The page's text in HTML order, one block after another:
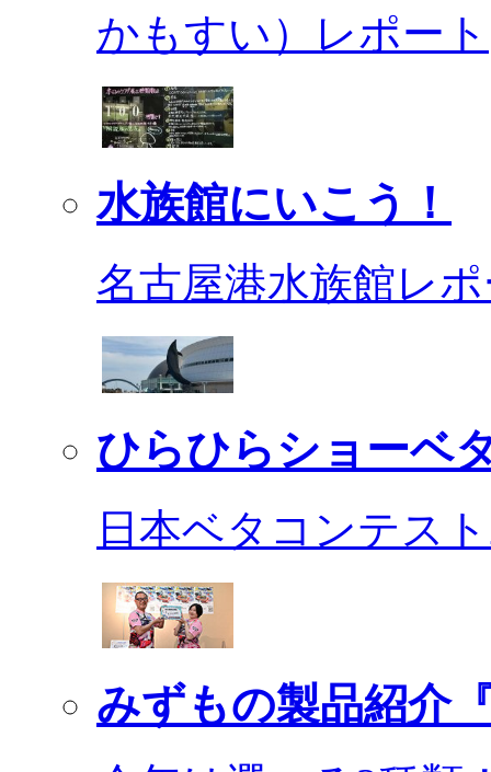
かもすい）レポート
水族館にいこう！
名古屋港水族館レ
ひらひらショーベ
日本ベタコンテス
みずもの製品紹介